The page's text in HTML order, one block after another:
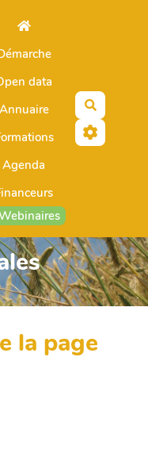
data
Annuaire
Agenda
la page